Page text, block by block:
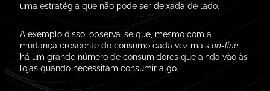
uma estratégia que não pode ser deixada de lado.
A exemplo disso, observa-se que, mesmo com a
mudança crescente do consumo cada vez maison-line
há um grande número de consumidores que ainda vão às
lojas quando necessitam consumir algo.